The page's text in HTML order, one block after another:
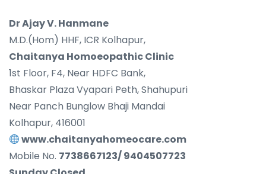
Dr Ajay V. Hanmane
M.D.(Hom) HHF, ICR Kolhapur,
Chaitanya Homoeopathic Clinic
1st Floor, F4, Near HDFC Bank,
Bhaskar Plaza Vyapari Peth, Shahupuri
Near Panch Bunglow Bhaji Mandai
Kolhapur, 416001
www.chaitanyahomeocare.com
Mobile No. 7738667123/ 9404507723